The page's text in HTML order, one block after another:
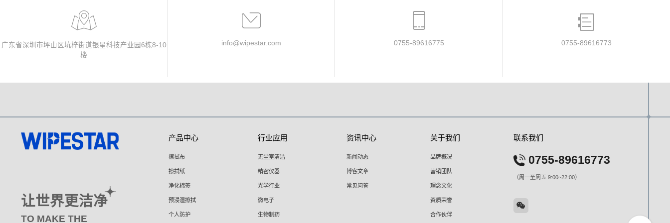
广东省深圳市坪山区坑梓街道银星科技产业园6栋8-10
楼
info@wipestar.com 0755-89616775 0755-89616773
让世界更洁净
TO MAKE THE
产品中心
擦拭布
擦拭纸
净化棉签
预浸湿擦拭
个人防护
行业应用
无尘室清洁
精密仪器
光学行业
微电子
生物制药
资讯中心
新闻动态
博客文章
常见问答
关于我们
品牌概况
营销团队
理念文化
资质荣誉
合作伙伴
联系我们
0755-89616773
（周一至周五 9:00~22:00）